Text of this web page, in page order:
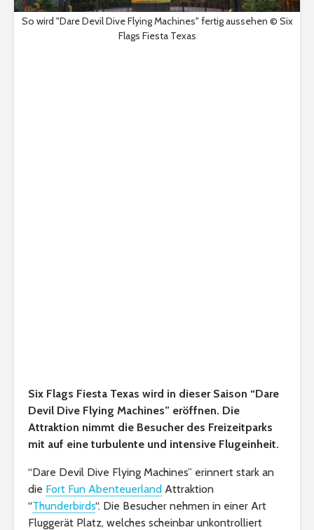
So wird "Dare Devil Dive Flying Machines" fertig aussehen © Six
Flags Fiesta Texas
Six Flags Fiesta Texas wird in dieser Saison “Dare
Devil Dive Flying Machines” eröffnen. Die
Attraktion nimmt die Besucher des Freizeitparks
mit auf eine turbulente und intensive Flugeinheit.
“Dare Devil Dive Flying Machines” erinnert stark an
die Fort Fun Abenteuerland Attraktion
“Thunderbirds“. Die Besucher nehmen in einer Art
Fluggerät Platz, welches scheinbar unkontrolliert